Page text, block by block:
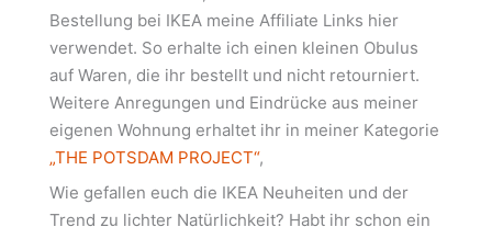
Bestellung bei IKEA meine Affiliate Links hier
verwendet. So erhalte ich einen kleinen Obulus
auf Waren, die ihr bestellt und nicht retourniert.
Weitere Anregungen und Eindrücke aus meiner
eigenen Wohnung erhaltet ihr in meiner Kategorie
„THE POTSDAM PROJECT“,
Wie gefallen euch die IKEA Neuheiten und der
Trend zu lichter Natürlichkeit? Habt ihr schon ein